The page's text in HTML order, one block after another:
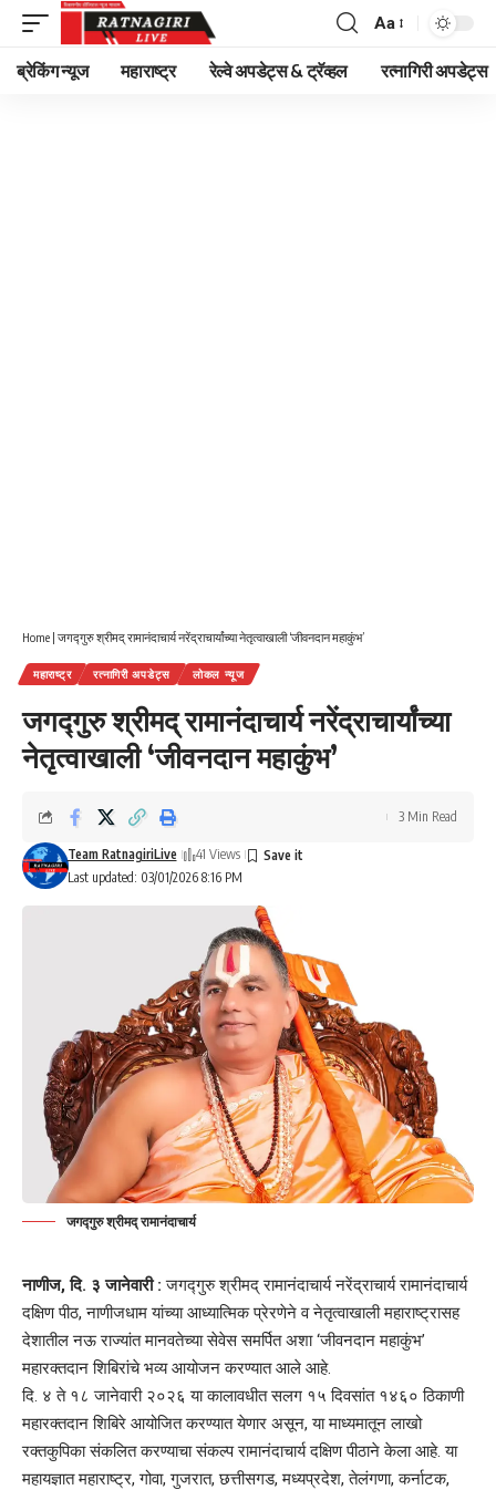
Font
Resizer
Aa
ब्रेकिंग न्यूज महाराष्ट्र रेल्वे अपडेट्स & ट्रॅव्हल रत्नागिरी अपडेट्स
Home | जगद्गुरु श्रीमद् रामानंदाचार्य नरेंद्राचार्यांच्या नेतृत्वाखाली ‘जीवनदान महाकुंभ’
महाराष्ट्र रत्नागिरी अपडेट्स लोकल न्यूज
जगद्गुरु श्रीमद् रामानंदाचार्य नरेंद्राचार्यांच्या
नेतृत्वाखाली ‘जीवनदान महाकुंभ’
Last updated: 03/01/2026 8:16 PM
Team RatnagiriLive 41 Views
3 Min Read
जगद्गुरु श्रीमद् रामानंदाचार्य
नाणीज, दि. ३ जानेवारी : जगद्गुरु श्रीमद् रामानंदाचार्य नरेंद्राचार्य रामानंदाचार्य
दक्षिण पीठ, नाणीजधाम यांच्या आध्यात्मिक प्रेरणेने व नेतृत्वाखाली महाराष्ट्रासह
देशातील नऊ राज्यांत मानवतेच्या सेवेस समर्पित अशा ‘जीवनदान महाकुंभ’
महारक्तदानशिबिरांचे भव्य आयोजन करण्यात आले आहे.
दि. ४ ते १८ जानेवारी २०२६ या कालावधीत सलग १५ दिवसांत १४६० ठिकाणी
महारक्तदान शिबिरे आयोजित करण्यात येणार असून, या माध्यमातून लाखो
रक्तकुपिका संकलित करण्याचा संकल्प रामानंदाचार्य दक्षिण पीठाने केला आहे. या
महायज्ञात महाराष्ट्र, गोवा, गुजरात, छत्तीसगड, मध्यप्रदेश, तेलंगणा, कर्नाटक,